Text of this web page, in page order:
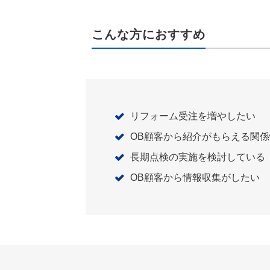
こんな方におすすめ
リフォーム受注を増やしたい
OB顧客から紹介がもらえる関
長期点検の実施を検討している
OB顧客から情報収集がしたい